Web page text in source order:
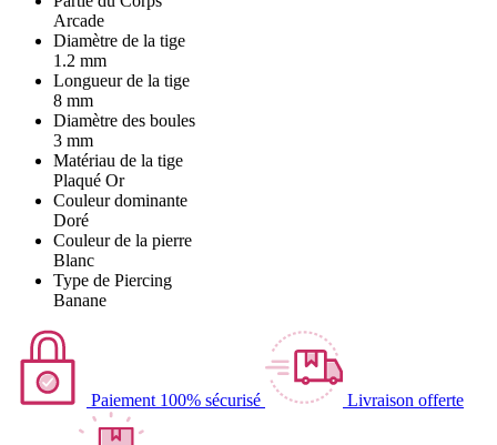
Arcade
Diamètre de la tige
1.2 mm
Longueur de la tige
8 mm
Diamètre des boules
3 mm
Matériau de la tige
Plaqué Or
Couleur dominante
Doré
Couleur de la pierre
Blanc
Type de Piercing
Banane
Paiement 100% sécurisé Livraison offerte